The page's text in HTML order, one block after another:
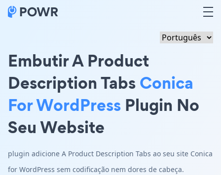
Embutir A Product
Description TabsConica
For WordPress Plugin No
Seu Website
plugin adicione A Product Description Tabs ao seu site Conica
for WordPress sem codificação nem dores de cabeça.